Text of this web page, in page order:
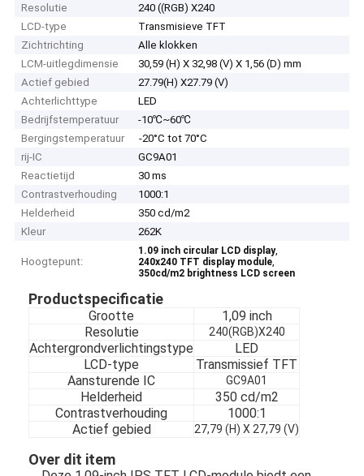
Resolutie
240 ((RGB) X240
LCD-type
Transmisieve TFT
Zichtrichting
Alle klokken
LCM-uitlegdimensie
30,59 (H) X 32,98 (V) X 1,56 (D) mm
Actief gebied
27.79(H) X27.79 (V)
Achterlichttype
LED
Bedrijfstemperatuur
-10℃~60℃
Bergingstemperatuur
-20°C tot 70°C
rij-IC
GC9A01
Reactietijd
30 ms
Contrastverhouding
1000:1
Helderheid
350 cd/m2
Kleur
262K
Hoogtepunt:
1.09 inch circular LCD display,
240x240 TFT display module,
350cd/m2 brightness LCD screen
Productspecificatie
Grootte
1,09 inch
Resolutie
240(RGB)X240
Achtergrondverlichtingstype
LED
LCD-type
Transmissief TFT
Aansturende IC
GC9A01
Helderheid
350 cd/m2
Contrastverhouding
1000:1
Actief gebied
27,79 (H) X 27,79 (V)
Over dit item